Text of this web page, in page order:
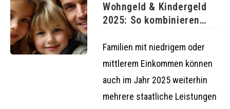
Wohngeld & Kindergeld
2025: So kombinieren
Familien mit niedrigem oder
mittlerem Einkommen können
auch im Jahr 2025 weiterhin
mehrere staatliche Leistungen